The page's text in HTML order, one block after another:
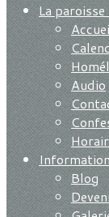
La
Audio
Blog